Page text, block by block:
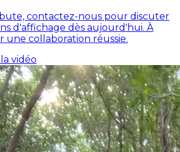
contactez-nous pour discuter
d'affichage dès aujourd'hui. À
une collaboration réussie.
vidéo